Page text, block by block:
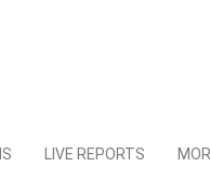
LIVE REPORTS